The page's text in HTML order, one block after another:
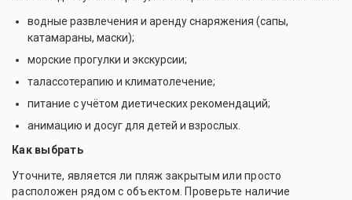
водные развлечения и аренду снаряжения (сапы,
катамараны, маски);
морские прогулки и экскурсии;
талассотерапию и климатолечение;
питание с учётом диетических рекомендаций;
анимацию и досуг для детей и взрослых.
Как выбрать
Уточните, является ли пляж закрытым или просто
расположен рядом с объектом. Проверьте наличие